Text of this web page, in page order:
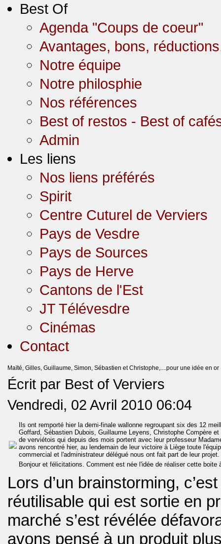
Best Of
Agenda "Coups de coeur"
Avantages, bons,
Notre équipe
Notre philosphie
Nos références
Best of restos - Best of
Admin
Les liens
Nos liens préférés
Spirit
Centre Cuturel de Verviers
Pays de Vesdre
Pays de Sources
Pays de Herve
Cantons de l'Est
JT Télévesdre
Cinémas
Contact
Maïté, Gilles, Guillaume, Simon, Sébastien et Christophe,....pour une idée en or
Écrit par Best of Verviers
Vendredi, 02 Avril 2010 06:04
Ils ont remporté hier la demi-finale wallonne regroupant six des 12
Goffard, Sébastien Dubois, Guillaume Leyens, Christophe Compère
de verviétois qui depuis des mois portent avec leur professeur
avons rencontré hier, au lendemain de leur victoire à Liège toute
commercial et l'administrateur délégué nous ont fait part de leur projet.
Bonjour et félicitations. Comment est née l'idée de réaliser cette boite
Lors d’un brainstorming,
réutilisable qui est sortie en
marché s’est révélée
avons pensé à un produit